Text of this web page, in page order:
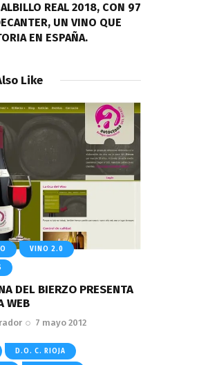
REAL 2018, CON 97
UN VINO QUE
EN ESPAÑA.
Like
VINO 2.0
DEL BIERZO PRESENTA
WEB
7 mayo 2012
D.O. C. RIOJA